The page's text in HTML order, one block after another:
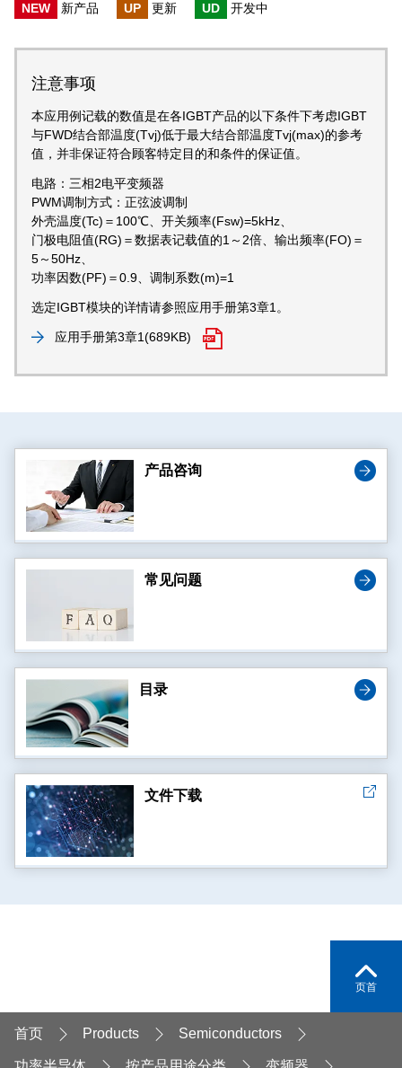
NEW 新产品 UP 更新 UD 开发中
注意事项
本应用例记载的数值是在各IGBT产品的以下条件下考虑IGBT
与FWD结合部温度(Tvj)低于最大结合部温度Tvj(max)的参考
值，并非保证符合顾客特定目的和条件的保证值。
电路：三相2电平变频器
PWM调制方式：正弦波调制
外壳温度(Tc)＝100℃、开关频率(Fsw)=5kHz、
门极电阻值(RG)＝数据表记载值的1～2倍、输出频率(FO)＝
5～50Hz、
功率因数(PF)＝0.9、调制系数(m)=1
选定IGBT模块的详情请参照应用手册第3章1。
应用手册第3章1(689KB)
产品咨询
常见问题
目录
文件下载
页首
首页 Products Semiconductors